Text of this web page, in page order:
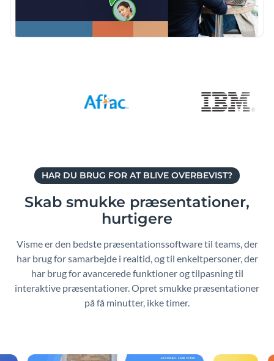
HAR DU BRUG FOR AT BLIVE OVERBEVIST?
Skab smukke præsentationer,
hurtigere
Visme er den bedste præsentationssoftware til teams, der
har brug for samarbejde i realtid, og til enkeltpersoner, der
har brug for avancerede funktioner og tilpasning til
interaktive præsentationer. Opret smukke præsentationer
på få minutter, ikke timer.